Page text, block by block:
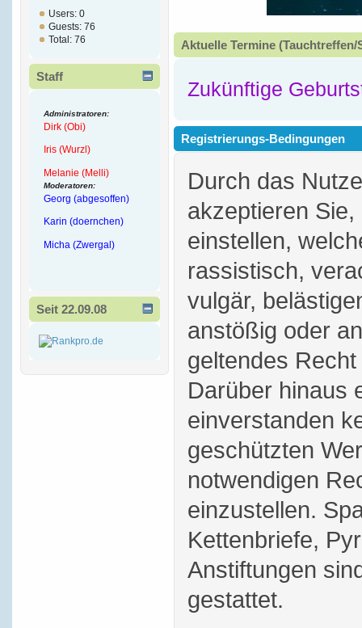
Users: 0
Guests: 76
Total: 76
Staff
Administratoren:
Dirk (Obi)
Iris (Wurzl)
Melanie (Melli)
Moderatoren:
Georg (abgesoffen)
Karin (doernchen)
Micha (Zwergal)
Seit 22.09.08
Aktuelle Termine
Zukünftige
Registrierungs-Bedingungen
Durch das
akzeptieren
einstellen,
rassistisch,
vulgär,
anstößig oder
geltendes
Darüber hinaus
einverstanden
geschützten
notwendigen
einzustellen.
Kettenbriefe,
Anstiftungen
gestattet.